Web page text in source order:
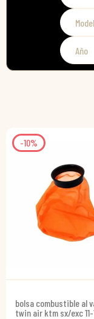
-10%
bolsa combustible al
twin air ktm sx/exc 11-